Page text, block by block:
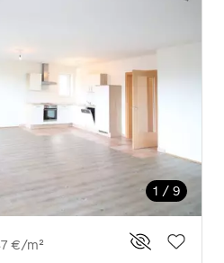
1 / 9
€/m²